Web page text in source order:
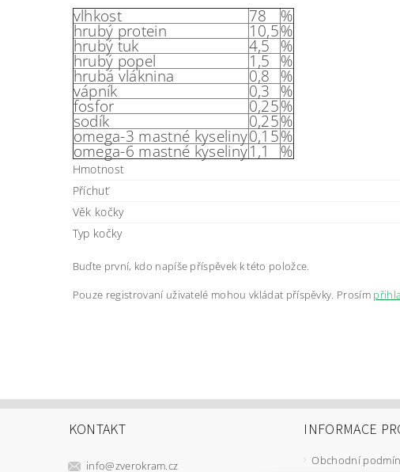
vlhkost 78 %
hrubý protein 10,5%
hrubý tuk 4,5 %
hrubý popel 1,5 %
hrubá vláknina 0,8 %
vápník 0,3 %
fosfor 0,25%
sodík 0,25%
omega-3 mastné kyseliny0,15%
omega-6 mastné kyseliny1,1 %
Hmotnost
Příchuť
Věk kočky
Typ kočky
Buďte první, kdo napíše příspěvek k této položce.
Pouze registrovaní uživatelé mohou vkládat příspěvky. Prosím
KONTAKT
info@zverokram.cz
INFORMACE
Obchodní